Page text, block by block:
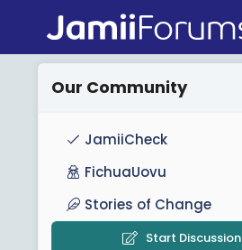
Our Community
JamiiCheck
FichuaUovu
Stories of Change
Start Discussion